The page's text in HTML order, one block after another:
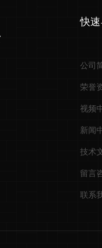
快
公司
荣誉
视频
新闻
技术
留言
联系